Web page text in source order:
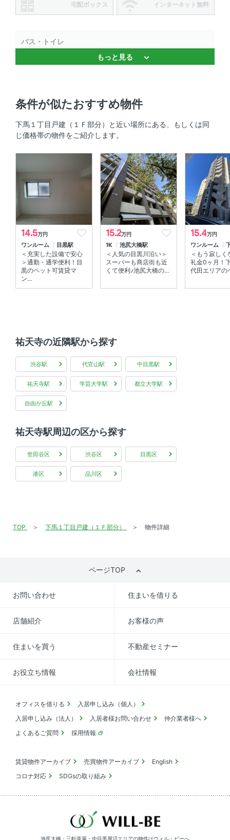
宅配ボックス インターネット無料
バス・トイレ
バストイレ別 、 追焚機能 、 浴室乾燥機 、 温水洗浄便座
セキュリティ
ＴＶモニタ付きインターホン
室内設備
室内洗濯機置場 、 エアコン
部屋の特徴
南向き 、 バルコニー
もっと見る
条件が似たおすすめ物件
下馬１丁目戸建（１Ｆ部分）と近い場所にある、もしくは同
じ価格帯の物件をご紹介します。
14.5万円
ワンルーム 目黒駅
＜充実した設備で安心
＞通勤・通学便利！目
黒のペット可賃貸マ
ン...
15.2万円
1K 池尻大橋駅
＜人気の目黒川沿い＞
スーパーも商店街も近
くて便利♪池尻大橋の...
15.4万円
ワンルーム
＜もう寂しく
礼金0ヶ月！
代田エリアの
祐天寺の近隣駅から探す
渋谷駅 代官山駅 中目黒駅
祐天寺駅 学芸大学駅 都立大学駅
自由が丘駅
祐天寺駅周辺の区から探す
世田谷区 渋谷区 目黒区
港区 品川区
TOP 下馬１丁目戸建（１Ｆ部分） 物件詳細
ページTOP
お問い合わせ 住まいを借りる
店舗紹介 お客様の声
住まいを買う 不動産セミナー
お役立ち情報 会社情報
オフィスを借りる
入居申し込み（個人）
入居申し込み（法人）
入居者様お問い合わせ
仲介業者様へ
よくあるご質問
採用情報
賃貸物件アーカイブ 売買物件アーカイブ
English
コロナ対応
SDGsの取り組み
池尻大橋・三軒茶屋・中目黒周辺エリアの物件はウィル・ビーへ